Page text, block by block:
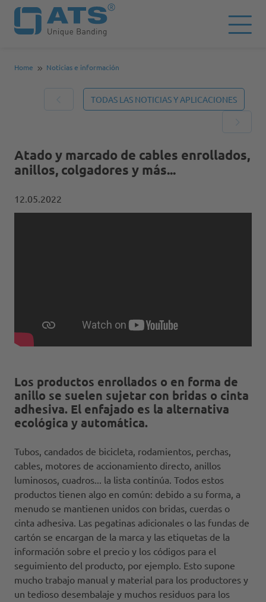
Home Noticias e información
TODAS LAS NOTICIAS Y APLICACIONES
Atado y marcado de cables enrollados,
anillos, colgadores y más...
12.05.2022
Los productos enrollados o en forma de
anillo se suelen sujetar con bridas o cinta
adhesiva. El enfajado es la alternativa
ecológica y automática.
Tubos, candados de bicicleta, rodamientos, perchas,
cables, motores de accionamiento directo, anillos
luminosos, cuadros... la lista continúa. Todos estos
productos tienen algo en común: debido a su forma, a
menudo se mantienen unidos con bridas, cuerdas o
cinta adhesiva. Las pegatinas adicionales o las fundas de
cartón se encargan de la marca y las etiquetas de la
información sobre el precio y los códigos para el
seguimiento del producto, por ejemplo. Esto supone
mucho trabajo manual y material para los productores y
un tedioso desembalaje y muchos residuos para los